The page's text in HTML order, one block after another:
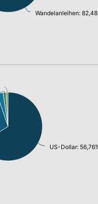
Wandelanleihen:
US-Dollar: